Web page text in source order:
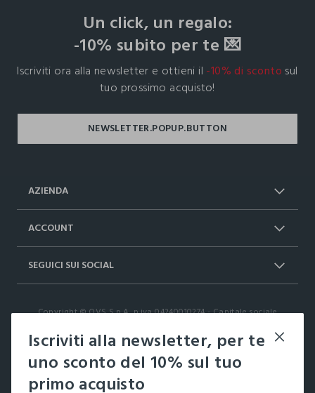
Iscriviti alla newsletter, per te
uno sconto del 10% sul tuo
primo acquisto
Un click, un regalo:
-10% subito per te 💌
Iscriviti ora alla newsletter e ottieni il -10% di sconto sul
tuo prossimo acquisto!
AZIENDA
Dichiarazione accessibilità
ACCOUNT
17)
SEGUICI SUI SOCIAL
TikTok
Copyright © OVS S.p.A, p.iva 04240010274 - Capitale sociale
it |italiano